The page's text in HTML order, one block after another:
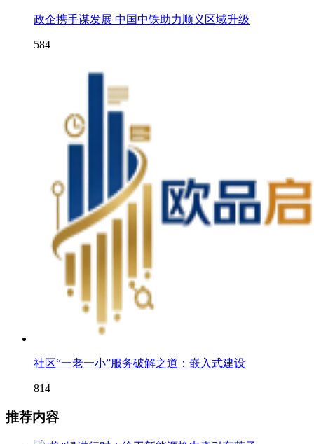
政企携手谋发展 中国中铁助力顺义区域升级
584
社区“一老一小”服务破解之道：嵌入式建设
814
推荐内容